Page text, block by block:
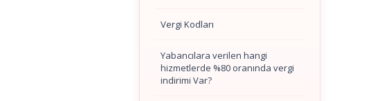
Vergi Kodları
Yabancılara verilen hangi
hizmetlerde %80 oranında vergi
indirimi Var?